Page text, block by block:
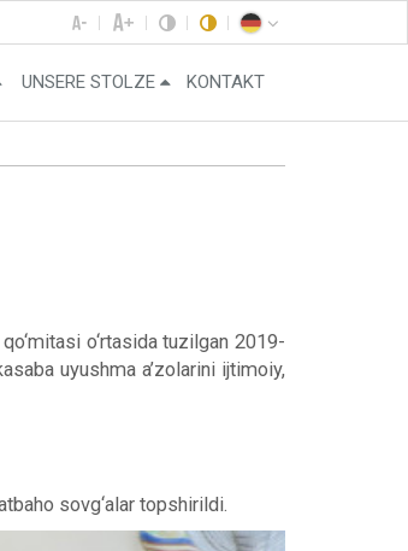
UNSERE STOLZE KONTAKT
o‘rtasida tuzilgan 2019-
uyushma a’zolarini ijtimoiy,
sovg‘alar topshirildi.